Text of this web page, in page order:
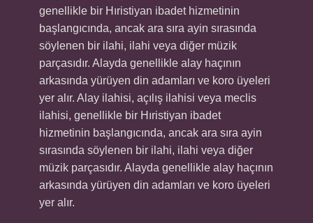
genellikle bir Hıristiyan ibadet hizmetinin
başlangıcında, ancak ara sıra ayin sırasında
söylenen bir ilahi, ilahi veya diğer müzik
parçasıdır. Alayda genellikle alay haçının
arkasında yürüyen din adamları ve koro üyeleri
yer alır. Alay ilahisi, açılış ilahisi veya meclis
ilahisi, genellikle bir Hıristiyan ibadet
hizmetinin başlangıcında, ancak ara sıra ayin
sırasında söylenen bir ilahi, ilahi veya diğer
müzik parçasıdır. Alayda genellikle alay haçının
arkasında yürüyen din adamları ve koro üyeleri
yer alır.